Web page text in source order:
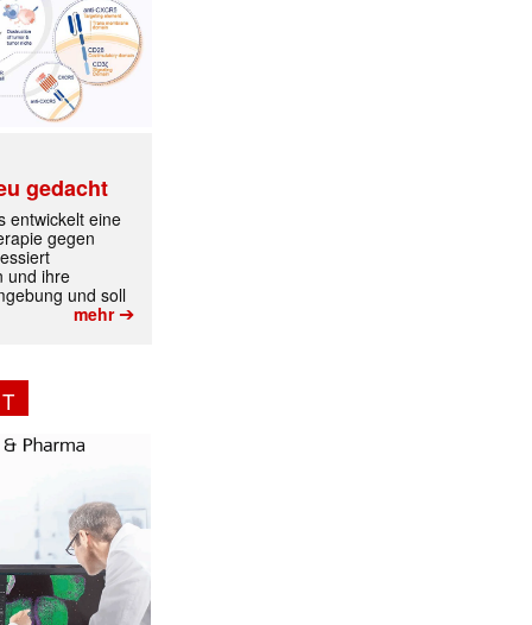
gedacht
entwickelt eine
gegen
und ihre
und soll
mehr➔